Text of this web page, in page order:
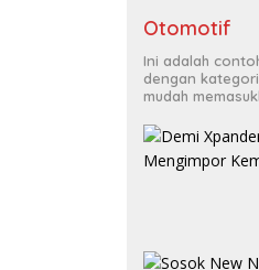
Otomotif
Ini adalah
dengan
mudah